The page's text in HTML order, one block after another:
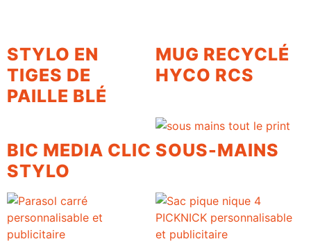
STYLO EN
TIGES DE
PAILLE BLÉ
MUG RECYCLÉ
HYCO RCS
BIC MEDIA CLIC
STYLO
SOUS-MAINS